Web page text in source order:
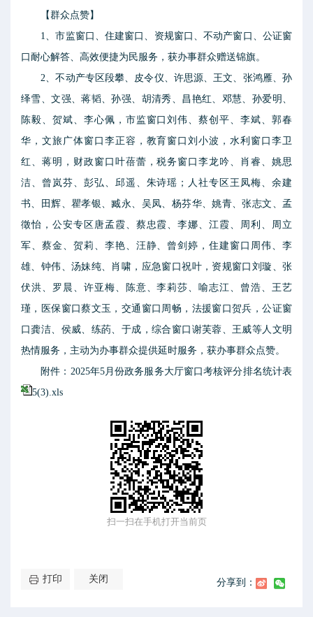
【群众点赞】
1、市监窗口、住建窗口、资规窗口、不动产窗口、公证窗
口耐心解答、高效便捷为民服务，获办事群众赠送锦旗。
2、不动产专区段攀、皮令仪、许思源、王文、张鸿雁、孙
绎雪、文强、蒋韬、孙强、胡清秀、昌艳红、邓慧、孙爱明、
陈毅、贺斌、李心佩，市监窗口刘伟、蔡创平、李斌、郭春
华，文旅广体窗口李正容，教育窗口刘小波，水利窗口李卫
红、蒋明，财政窗口叶蓓蕾，税务窗口李龙吟、肖睿、姚思
洁、曾岚芬、彭弘、邱遥、朱诗瑶；人社专区王凤梅、余建
书、田辉、瞿孝银、臧永、吴凤、杨芬华、姚青、张志文、孟
徵怡，公安专区唐孟霞、蔡忠霞、李娜、江霞、周利、周立
军、蔡金、贺莉、李艳、汪静、曾剑婷，住建窗口周伟、李
雄、钟伟、汤妹纯、肖啸，应急窗口祝叶，资规窗口刘璇、张
伏洪、罗晨、许亚梅、陈意、李莉莎、喻志江、曾浩、王艺
瑾，医保窗口蔡文玉，交通窗口周畅，法援窗口贺兵，公证窗
口龚洁、侯威、练菂、于成，综合窗口谢芙蓉、王威等人文明
热情服务，主动为办事群众提供延时服务，获办事群众点赞。
附件：2025年5月份政务服务大厅窗口考核评分排名统计表
5(3).xls
扫一扫在手机打开当前页
打印 关闭 分享到：